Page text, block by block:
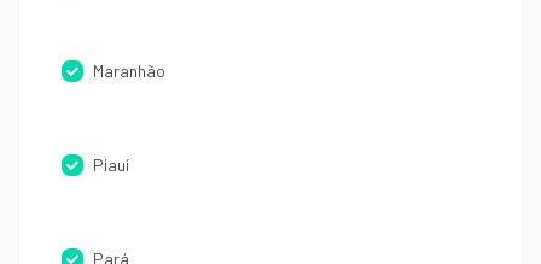
Maranhão
Piauí
Pará